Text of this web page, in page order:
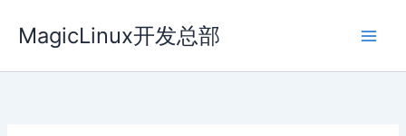
容
MagicLinux开发总部